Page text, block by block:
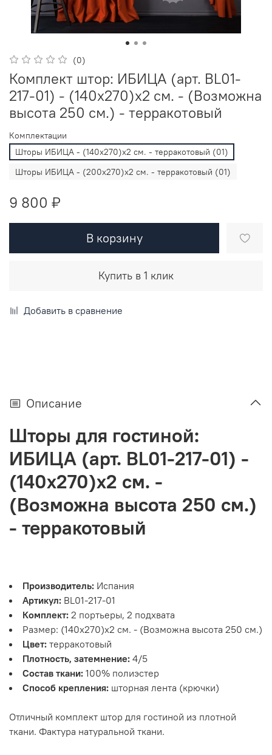
(0)
Комплект штор: ИБИЦА (арт. BL01-
217-01) - (140х270)х2 см. - (Возможна
высота 250 см.) - терракотовый
Комплектации
Шторы ИБИЦА - (140х270)х2 см. - терракотовый (01)
Шторы ИБИЦА - (200х270)х2 см. - терракотовый (01)
9 800 ₽
В корзину
Купить в 1 клик
Добавить в сравнение
Описание
Шторы для гостиной:
ИБИЦА (арт. BL01-217-01) -
(140х270)х2 см. -
(Возможна высота 250 см.)
- терракотовый
Производитель: Испания
Артикул: BL01-217-01
Комплект: 2 портьеры, 2 подхвата
Размер: (140х270)х2 см. - (Возможна высота 250 см.)
Цвет: терракотовый
Плотность, затемнение: 4/5
Состав ткани: 100% полиэстер
Способ крепления: шторная лента (крючки)
Отличный комплект штор для гостиной из плотной
ткани. Фактура натуральной ткани.